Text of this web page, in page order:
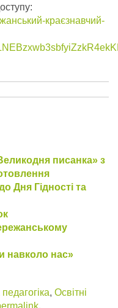
краєзнавчий-
писанка» з
Дня Гідності та
навколо нас»
, Освітні